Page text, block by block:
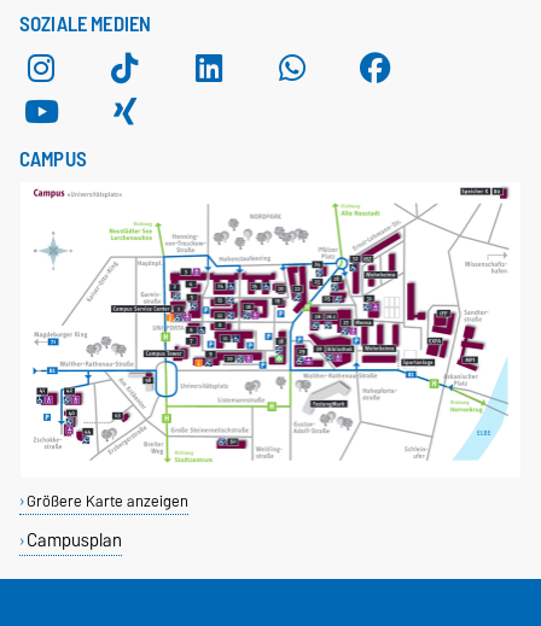
SOZIALE MEDIEN
CAMPUS
Größere Karte anzeigen
Campusplan